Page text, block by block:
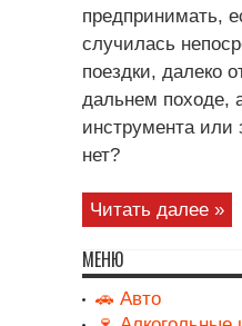
предпринимать,
случилась
поездки, далеко
дальнем походе,
инструмента или
нет?
Читать далее »
МЕНЮ
🚗 Авто